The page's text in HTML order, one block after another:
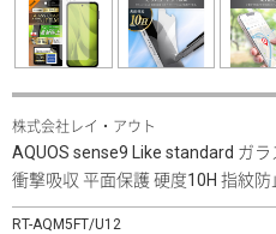
株式会社レイ・アウト
AQUOS sense9 Like standard ガ
衝撃吸収 平面保護 硬度10H 指紋防
RT-AQM5FT/U12